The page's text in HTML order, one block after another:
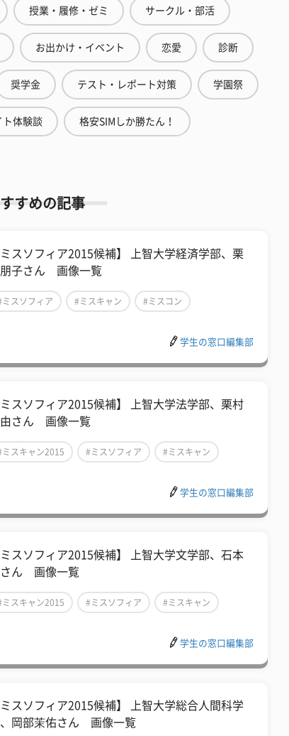
授業・履修・ゼミ サークル・部活
お出かけ・イベント 恋愛 診断
奨学金 テスト・レポート対策 学園祭
ト体験談 格安SIMしか勝たん！
すめの記事
ミスソフィア2015候補】 上智大学経済学部、栗
子さん 画像一覧
ミスソフィア #ミスキャン #ミスコン
学生の窓口編集部
ミスソフィア2015候補】 上智大学法学部、栗村
さん 画像一覧
ミスキャン2015 #ミスソフィア #ミスキャン
学生の窓口編集部
ミスソフィア2015候補】 上智大学文学部、石本
ん 画像一覧
ミスキャン2015 #ミスソフィア #ミスキャン
学生の窓口編集部
ミスソフィア2015候補】 上智大学総合人間科学
岡部茉佑さん 画像一覧